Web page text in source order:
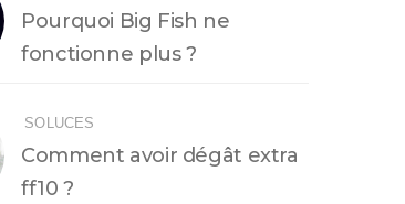
Pourquoi Big Fish ne
fonctionne plus ?
SOLUCES
Comment avoir dégât extra
ff10 ?